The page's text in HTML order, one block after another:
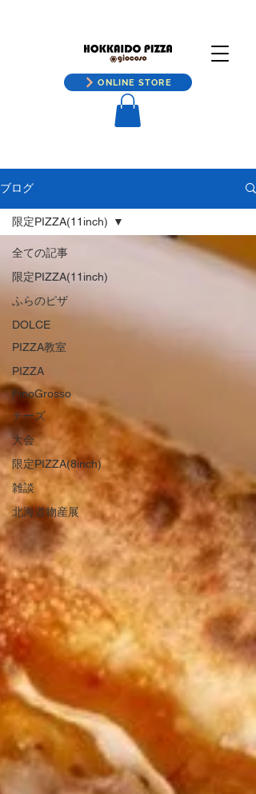
ONLINE STORE
ブログ
全ての記事
限定PIZZA(11inch)
ふらのピザ
DOLCE
PIZZA教室
PIZZA
FinoGrosso
チーズ
大会
限定PIZZA(8inch)
雑談
北海道物産展
限定PIZZA(11inch)